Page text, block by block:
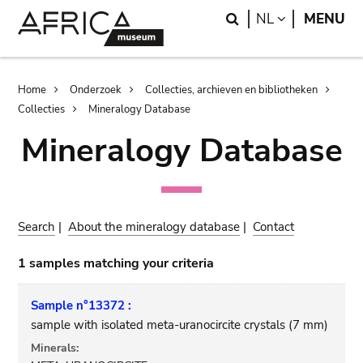
Search
NL LANGUAGE
MENU
Breadcrumb
Home Onderzoek
Collecties, archieven en bibliotheken
Collecties
Mineralogy Database
Mineralogy Database
Search |About the mineralogy database | Contact
1 samples matching your criteria
Sample n°13372 :
sample with isolated meta-uranocircite crystals (7 mm)
Minerals: